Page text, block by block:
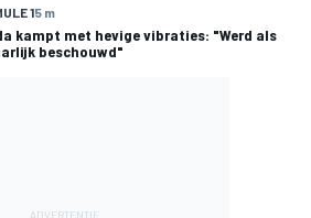
15 m
kampt met hevige vibraties: "Werd als
beschouwd"